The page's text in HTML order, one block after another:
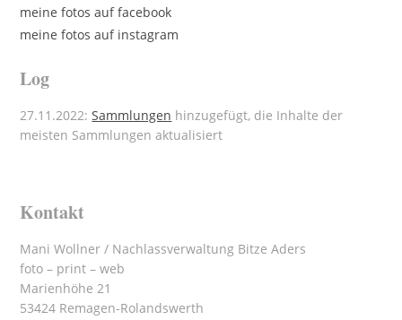
meine fotos auf facebook
meine fotos auf instagram
Log
27.11.2022:Sammlungen hinzugefügt, die Inhalte der
meisten Sammlungen aktualisiert
Kontakt
Mani Wollner / Nachlassverwaltung Bitze Aders
foto – print – web
Marienhöhe 21
53424 Remagen-Rolandswerth